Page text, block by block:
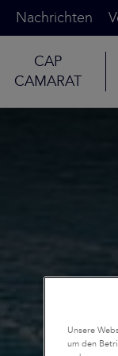
Nachrichten
CAP
CAMARAT
Unsere
um den